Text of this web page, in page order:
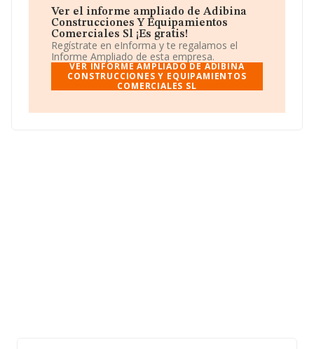
se estima que el promedio de la facturación entre todas
las empresas es de 124 mil euros. Respecto a la
información de la provincia (hablamos de A Coruña), en
la base de datos INFORMA constan 266 empresas, con
ventas de hasta 75 millones de euros. Como
información adicional de interés, los empleados de
media son 2. La media de antigüedad desde la
constitución es de 20 años.
Ver el informe ampliado de Adibina
Construcciones Y Equipamientos
Comerciales Sl ¡Es gratis!
Regístrate en eInforma y te regalamos el
Informe Ampliado de esta empresa.
VER INFORME AMPLIADO DE ADIBINA
CONSTRUCCIONES Y EQUIPAMIENTOS
COMERCIALES SL